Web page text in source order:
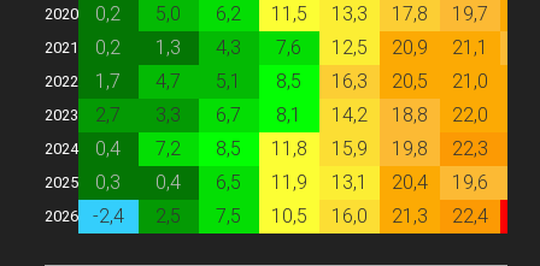
2020 0,2 5,0 6,2 11,5 13,3 17,8 19,7
2021 0,2 1,3 4,3 7,6 12,5 20,9 21,1
2022 1,7 4,7 5,1 8,5 16,3 20,5 21,0
2023 2,7 3,3 6,7 8,1 14,2 18,8 22,0
2024 0,4 7,2 8,5 11,8 15,9 19,8 22,3
2025 0,3 0,4 6,5 11,9 13,1 20,4 19,6
2026 -2,4 2,5 7,5 10,5 16,0 21,3 22,4